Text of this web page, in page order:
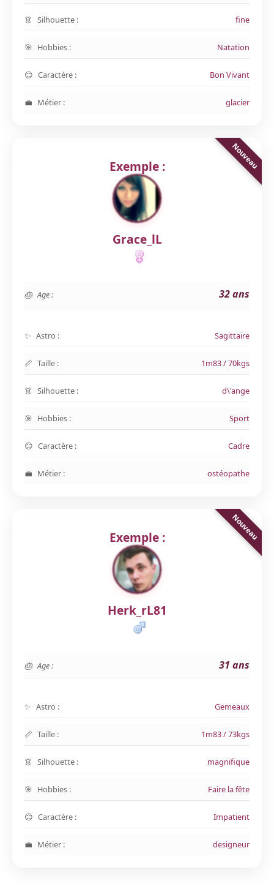
Silhouette : fine
Hobbies : Natation
Caractère : Bon Vivant
Métier : glacier
Exemple :
Grace_lL
Age : 32 ans
Astro : Sagittaire
Taille : 1m83 / 70kgs
Silhouette : d\'ange
Hobbies : Sport
Caractère : Cadre
Métier : ostéopathe
Exemple :
Herk_rL81
Age : 31 ans
Astro : Gemeaux
Taille : 1m83 / 73kgs
Silhouette : magnifique
Hobbies : Faire la fête
Caractère : Impatient
Métier : designeur